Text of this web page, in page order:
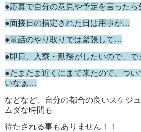
●応募で自分の意見や予定を言った
●面接日の指定された日は用事が…
●電話のやり取りでは緊張して…
●即日、入寮・勤務がしたいので、
●たまたま近くにまで来たので、つ
いなぁ…
などなど、自分の都合の良いスケジ
ムダな時間も
待たされる事もありません！！